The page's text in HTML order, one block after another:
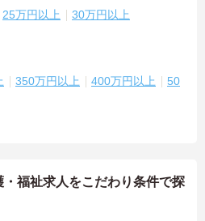
25万円以上 30万円以上
350万円以上 400万円以上
50
福祉求人をこだわり条件で探